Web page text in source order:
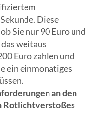
Diese
Sie nur 90 Euro und
weitaus
Euro zahlen und
ein einmonatiges
an den
Rotlichtverstoßes